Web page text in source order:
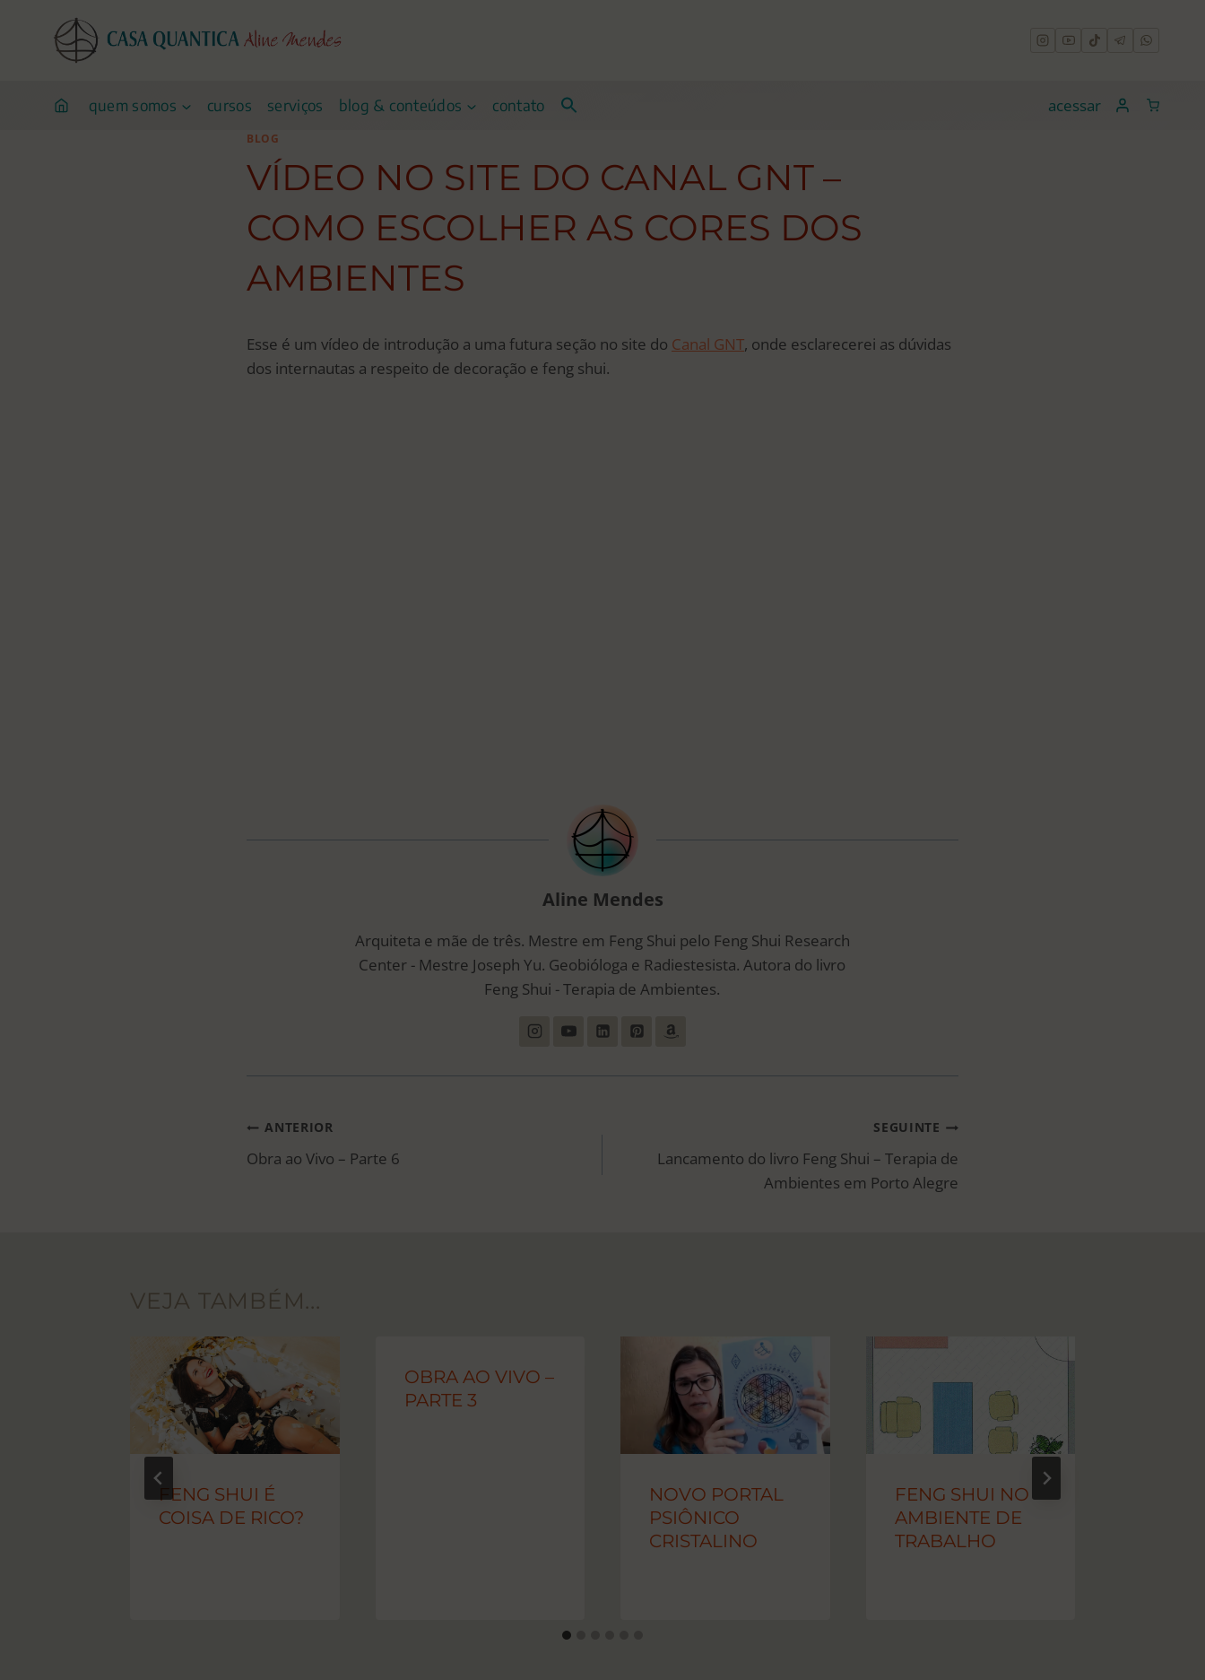
quem somos cursos serviços blog & conteúdos contato acessar
BLOG
VÍDEO NO SITE DO CANAL GNT –
COMO ESCOLHER AS CORES DOS
AMBIENTES
Esse é um vídeo de introdução a uma futura seção no site do Canal GNT, onde esclarecerei as dúvidas
dos internautas a respeito de decoração e feng shui.
Aline Mendes
Arquiteta e mãe de três. Mestre em Feng Shui pelo Feng Shui Research
Center - Mestre Joseph Yu. Geobióloga e Radiestesista. Autora do livro
Feng Shui - Terapia de Ambientes.
NAVEGAÇÃO
DE
ANTERIOR
Obra ao Vivo – Parte 6
SEGUINTE
Lancamento do livro Feng Shui – Terapia de
Ambientes em Porto Alegre
VEJA TAMBÉM...
FENG SHUI É
COISA DE RICO?
OBRA AO VIVO –
PARTE 3
NOVO PORTAL
PSIÔNICO
CRISTALINO
FENG SHUI NO
AMBIENTE DE
TRABALHO